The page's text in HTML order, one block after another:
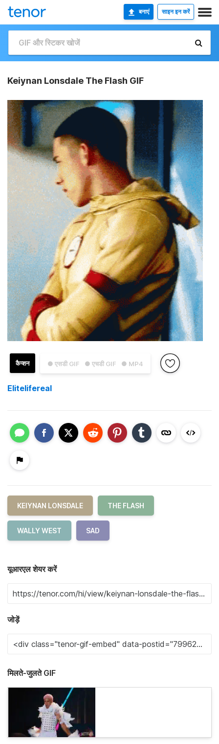
बनाएं साइन इन करें
Keiynan Lonsdale The Flash GIF
● एसडी GIF ● एचडी GIF ● MP4
कैप्शन
Elitelifereal
KEIYNAN LONSDALE THE FLASH
WALLY WEST SAD
यूआरएल शेयर करें
जोड़ें
मिलते-जुलते GIF